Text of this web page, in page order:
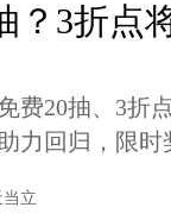
？3折点
费20抽、3折
力回归，限
立